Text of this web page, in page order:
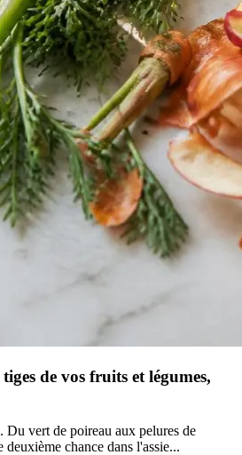
de vos fruits et légumes,
Du vert de poireau aux pelures de
chance dans l'assie...